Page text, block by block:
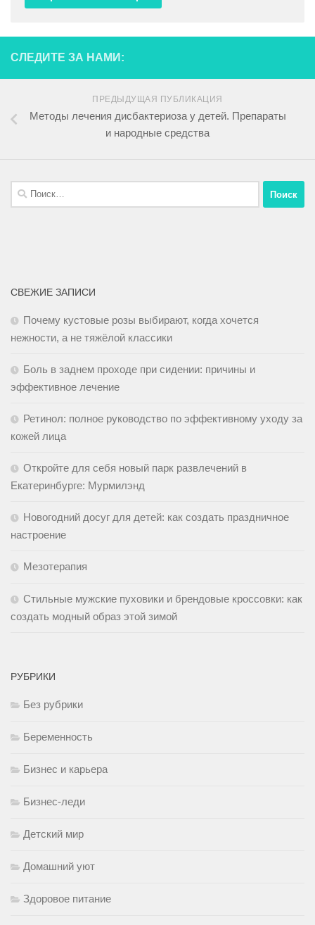
СЛЕДИТЕ ЗА НАМИ:
ПРЕДЫДУЩАЯ ПУБЛИКАЦИЯ
Методы лечения дисбактериоза у детей. Препараты
и народные средства
СВЕЖИЕ ЗАПИСИ
Почему кустовые розы выбирают, когда хочется
нежности, а не тяжёлой классики
Боль в заднем проходе при сидении: причины и
эффективное лечение
Ретинол: полное руководство по эффективному уходу за
кожей лица
Откройте для себя новый парк развлечений в
Екатеринбурге: Мурмилэнд
Новогодний досуг для детей: как создать праздничное
настроение
Мезотерапия
Стильные мужские пуховики и брендовые кроссовки: как
создать модный образ этой зимой
РУБРИКИ
Без рубрики
Беременность
Бизнес и карьера
Бизнес-леди
Детский мир
Домашний уют
Здоровое питание